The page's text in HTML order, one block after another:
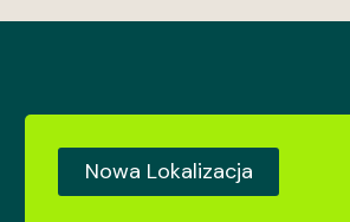
Nowa Lokalizacja